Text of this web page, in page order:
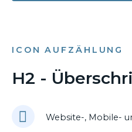
ICON AUFZÄHLUNG
H2 -
Website-, Mobile-